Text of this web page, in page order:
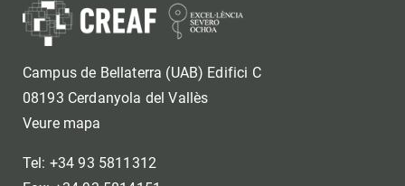
Campus de Bellaterra (UAB) Edifici C
08193 Cerdanyola del Vallès
Veure mapa
Tel: +34 93 5811312